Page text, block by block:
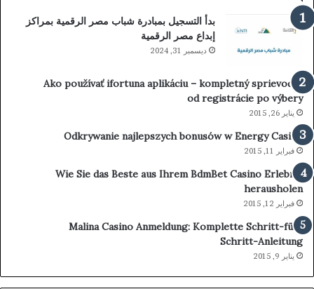
بدأ التسجيل بمبادرة شباب مصر الرقمية بمراكز
إبداع مصر الرقمية
ديسمبر 31, 2024
Ako používať ifortuna aplikáciu – kompletný sprievodca
od registrácie po výbery
يناير 26, 2015
Odkrywanie najlepszych bonusów w Energy Casino
فبراير 11, 2015
Wie Sie das Beste aus Ihrem BdmBet Casino Erlebnis
herausholen
فبراير 12, 2015
Malina Casino Anmeldung: Komplette Schritt-für-
Schritt-Anleitung
يناير 9, 2015